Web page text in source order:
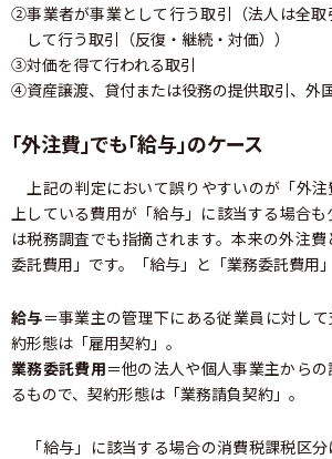
②事業者が事業として行う取引（法人は全取
して行う取引（反復・継続・対価））
③対価を得て行われる取引
④資産譲渡、貸付または役務の提供取引、外
「外注費」でも「給与」のケース
上記の判定において誤りやすいのが「外
上している費用が「給与」に該当する場合
は税務調査でも指摘されます。本来の外注
委託費用」です。「給与」と「業務委託費用」
給与＝事業主の管理下にある従業員に対し
約形態は「雇用契約」。
業務委託費用＝他の法人や個人事業主から
るもので、契約形態は「業務請負契約」。
「給与」に該当する場合の消費税課税区分